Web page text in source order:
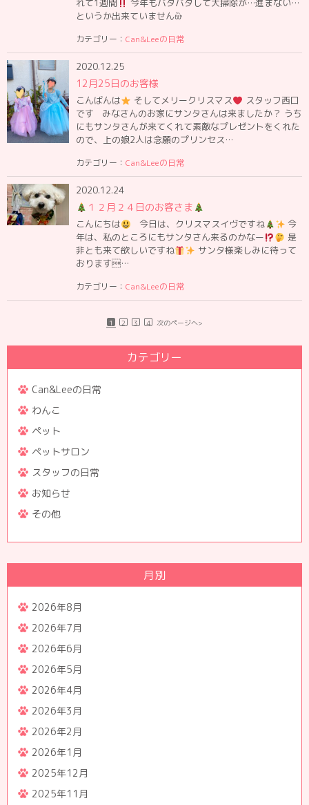
れて1週間
今年もバタバタして大掃除が…進まない…
というか出来ていませんὢ…
カテゴリー： Can&Leeの日常
2020.12.25
12月25日のお客様
こんばんは そしてメリークリスマス
スタッフ西口
です みなさんのお家にサンタさんは来ましたか？ うち
にもサンタさんが来てくれて素敵なプレゼントをくれた
ので、上の娘2人は念願のプリンセス…
カテゴリー： Can&Leeの日常
2020.12.24
１２月２４日のお客さま
こんにちは 今日は、クリスマスイヴですね
今
年は、私のところにもサンタさん来るのかなー
是
非とも来て欲しいですね
サンタ様楽しみに待って
おります…
カテゴリー： Can&Leeの日常
1 2 3 4 次のページへ>
カテゴリー
Can&Leeの日常
わんこ
ペット
ペットサロン
スタッフの日常
お知らせ
その他
月別
2026年8月
2026年7月
2026年6月
2026年5月
2026年4月
2026年3月
2026年2月
2026年1月
2025年12月
2025年11月